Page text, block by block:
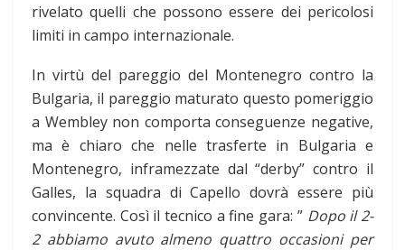
rivelato quelli che possono essere dei pericolosi
limiti in campo internazionale.
In virtù del pareggio del Montenegro contro la
Bulgaria, il pareggio maturato questo pomeriggio
a Wembley non comporta conseguenze negative,
ma è chiaro che nelle trasferte in Bulgaria e
Montenegro, inframezzate dal “derby” contro il
Galles, la squadra di Capello dovrà essere più
convincente. Così il tecnico a fine gara: ” Dopo il 2-
2 abbiamo avuto almeno quattro occasioni per